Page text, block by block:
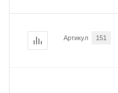
Артикул 151